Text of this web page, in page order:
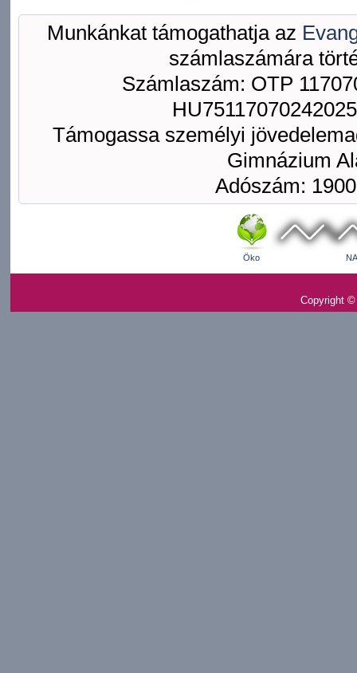
Munkánkat támogathatja az
számlaszámára
Számlaszám: OTP
Támogassa személyi
Gimnázium
Adószám:
Öko
Copyright